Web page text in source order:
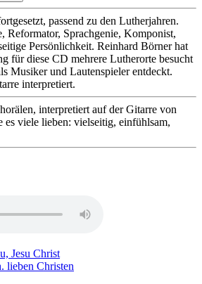
passend zu den Lutherjahren.
Reformator, Sprachgenie, Komponist,
Persönlichkeit. Reinhard Börner hat
für diese CD mehrere Lutherorte besucht
Musiker und Lautenspieler entdeckt.
interpretiert.
interpretiert auf der Gitarre von
es viele lieben: vielseitig, einfühlsam,
Jesu Christ
lieben Christen